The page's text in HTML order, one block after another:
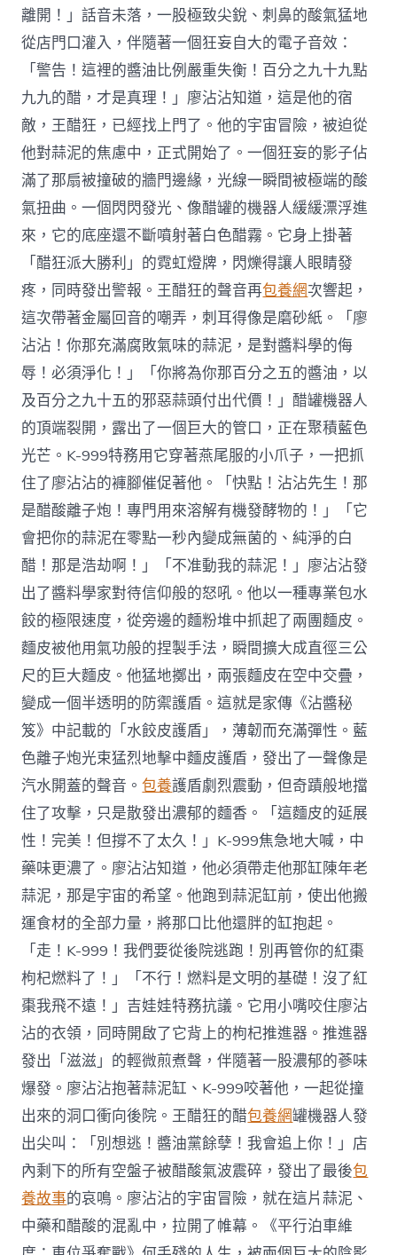
離開！」話音未落，一股極致尖銳、刺鼻的酸氣猛地
從店門口灌入，伴隨著一個狂妄自大的電子音效：
「警告！這裡的醬油比例嚴重失衡！百分之九十九點
九九的醋，才是真理！」廖沾沾知道，這是他的宿
敵，王醋狂，已經找上門了。他的宇宙冒險，被迫從
他對蒜泥的焦慮中，正式開始了。一個狂妄的影子佔
滿了那扇被撞破的牆門邊緣，光線一瞬間被極端的酸
氣扭曲。一個閃閃發光、像醋罐的機器人緩緩漂浮進
來，它的底座還不斷噴射著白色醋霧。它身上掛著
「醋狂派大勝利」的霓虹燈牌，閃爍得讓人眼睛發
疼，同時發出警報。王醋狂的聲音再包養網次響起，
這次帶著金屬回音的嘲弄，刺耳得像是磨砂紙。「廖
沾沾！你那充滿腐敗氣味的蒜泥，是對醬料學的侮
辱！必須淨化！」「你將為你那百分之五的醬油，以
及百分之九十五的邪惡蒜頭付出代價！」醋罐機器人
的頂端裂開，露出了一個巨大的管口，正在聚積藍色
光芒。K-999特務用它穿著燕尾服的小爪子，一把抓
住了廖沾沾的褲腳催促著他。「快點！沾沾先生！那
是醋酸離子炮！專門用來溶解有機發酵物的！」「它
會把你的蒜泥在零點一秒內變成無菌的、純淨的白
醋！那是浩劫啊！」「不准動我的蒜泥！」廖沾沾發
出了醬料學家對待信仰般的怒吼。他以一種專業包水
餃的極限速度，從旁邊的麵粉堆中抓起了兩團麵皮。
麵皮被他用氣功般的捏製手法，瞬間擴大成直徑三公
尺的巨大麵皮。他猛地擲出，兩張麵皮在空中交疊，
變成一個半透明的防禦護盾。這就是家傳《沾醬秘
笈》中記載的「水餃皮護盾」，薄韌而充滿彈性。藍
色離子炮光束猛烈地擊中麵皮護盾，發出了一聲像是
汽水開蓋的聲音。包養護盾劇烈震動，但奇蹟般地擋
住了攻擊，只是散發出濃郁的麵香。「這麵皮的延展
性！完美！但撐不了太久！」K-999焦急地大喊，中
藥味更濃了。廖沾沾知道，他必須帶走他那缸陳年老
蒜泥，那是宇宙的希望。他跑到蒜泥缸前，使出他搬
運食材的全部力量，將那口比他還胖的缸抱起。
「走！K-999！我們要從後院逃跑！別再管你的紅棗
枸杞燃料了！」「不行！燃料是文明的基礎！沒了紅
棗我飛不遠！」吉娃娃特務抗議。它用小嘴咬住廖沾
沾的衣領，同時開啟了它背上的枸杞推進器。推進器
發出「滋滋」的輕微煎煮聲，伴隨著一股濃郁的蔘味
爆發。廖沾沾抱著蒜泥缸、K-999咬著他，一起從撞
出來的洞口衝向後院。王醋狂的醋包養網罐機器人發
出尖叫：「別想逃！醬油黨餘孽！我會追上你！」店
內剩下的所有空盤子被醋酸氣波震碎，發出了最後包
養故事的哀鳴。廖沾沾的宇宙冒險，就在這片蒜泥、
中藥和醋酸的混亂中，拉開了帷幕。《平行泊車維